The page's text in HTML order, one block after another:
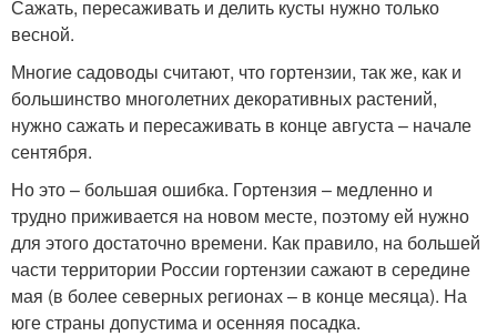
Сажать, пересаживать и делить кусты нужно только
весной.
Многие садоводы считают, что гортензии, так же, как и
большинство многолетних декоративных растений,
нужно сажать и пересаживать в конце августа – начале
сентября.
Но это – большая ошибка. Гортензия – медленно и
трудно приживается на новом месте, поэтому ей нужно
для этого достаточно времени. Как правило, на большей
части территории России гортензии сажают в середине
мая (в более северных регионах – в конце месяца). На
юге страны допустима и осенняя посадка.